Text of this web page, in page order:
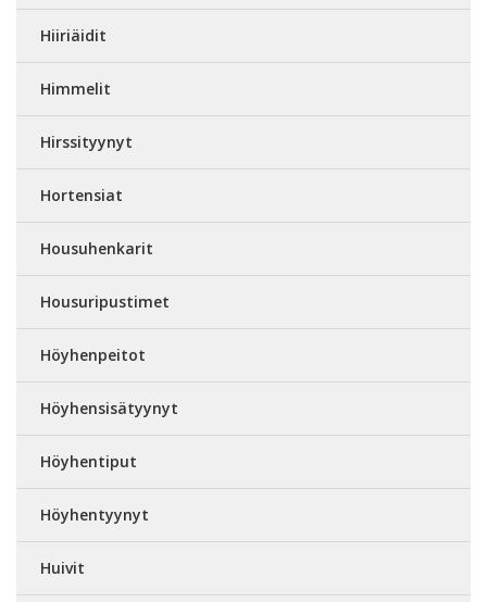
Hiiriäidit
Himmelit
Hirssityynyt
Hortensiat
Housuhenkarit
Housuripustimet
Höyhenpeitot
Höyhensisätyynyt
Höyhentiput
Höyhentyynyt
Huivit